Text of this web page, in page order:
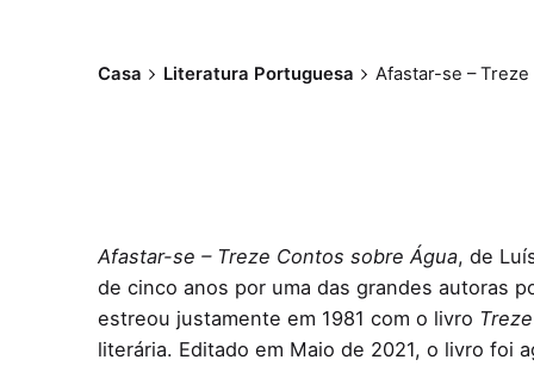
Casa Literatura Portuguesa Afastar-se –
Afastar-se – Treze Contos sobre Água, de
de cinco anos por uma das grandes autoras
estreou justamente em 1981 com o livro
literária. Editado em Maio de 2021, o livro foi